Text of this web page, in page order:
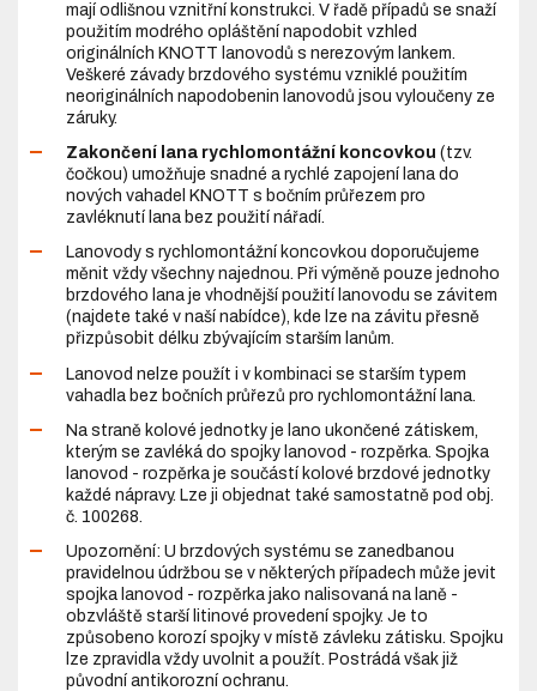
mají odlišnou vznitřní konstrukci. V řadě případů se snaží
použitím modrého opláštění napodobit vzhled
originálních KNOTT lanovodů s nerezovým lankem.
Veškeré závady brzdového systému vzniklé použitím
neoriginálních napodobenin lanovodů jsou vyloučeny ze
záruky.
Zakončení lana rychlomontážní koncovkou (tzv.
čočkou) umožňuje snadné a rychlé zapojení lana do
nových vahadel KNOTT s bočním průřezem pro
zavléknutí lana bez použití nářadí.
Lanovody s rychlomontážní koncovkou doporučujeme
měnit vždy všechny najednou. Při výměně pouze jednoho
brzdového lana je vhodnější použití lanovodu se závitem
(najdete také v naší nabídce), kde lze na závitu přesně
přizpůsobit délku zbývajícím starším lanům.
Lanovod nelze použít i v kombinaci se starším typem
vahadla bez bočních průřezů pro rychlomontážní lana.
Na straně kolové jednotky je lano ukončené zátiskem,
kterým se zavléká do spojky lanovod - rozpěrka. Spojka
lanovod - rozpěrka je součástí kolové brzdové jednotky
každé nápravy. Lze ji objednat také samostatně pod obj.
č. 100268.
Upozornění: U brzdových systému se zanedbanou
pravidelnou údržbou se v některých případech může jevit
spojka lanovod - rozpěrka jako nalisovaná na laně -
obzvláště starší litinové provedení spojky. Je to
způsobeno korozí spojky v místě závleku zátisku. Spojku
lze zpravidla vždy uvolnit a použít. Postrádá však již
původní antikorozní ochranu.